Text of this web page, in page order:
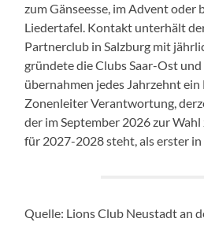
zum Gänseesse, im Advent oder
Liedertafel. Kontakt unterhält
Partnerclub in Salzburg mit
gründete die Clubs Saar-Ost
übernahmen jedes Jahrzehnt
Zonenleiter Verantwortung,
der im September 2026 zur
für 2027-2028 steht, als erster
Quelle: Lions Club Neustadt an